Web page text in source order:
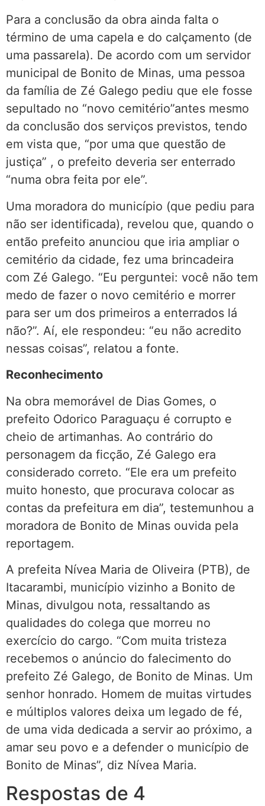
Para a conclusão da obra ainda falta o
término de uma capela e do calçamento (de
uma passarela). De acordo com um servidor
municipal de Bonito de Minas, uma pessoa
da família de Zé Galego pediu que ele fosse
sepultado no “novo cemitério”antes mesmo
da conclusão dos serviços previstos, tendo
em vista que, “por uma que questão de
justiça” , o prefeito deveria ser enterrado
“numa obra feita por ele”.
Uma moradora do município (que pediu para
não ser identificada), revelou que, quando o
então prefeito anunciou que iria ampliar o
cemitério da cidade, fez uma brincadeira
com Zé Galego. “Eu perguntei: você não tem
medo de fazer o novo cemitério e morrer
para ser um dos primeiros a enterrados lá
não?”. Aí, ele respondeu: “eu não acredito
nessas coisas”, relatou a fonte.
Reconhecimento
Na obra memorável de Dias Gomes, o
prefeito Odorico Paraguaçu é corrupto e
cheio de artimanhas. Ao contrário do
personagem da ficção, Zé Galego era
considerado correto. “Ele era um prefeito
muito honesto, que procurava colocar as
contas da prefeitura em dia”, testemunhou a
moradora de Bonito de Minas ouvida pela
reportagem.
A prefeita Nívea Maria de Oliveira (PTB), de
Itacarambi, município vizinho a Bonito de
Minas, divulgou nota, ressaltando as
qualidades do colega que morreu no
exercício do cargo. “Com muita tristeza
recebemos o anúncio do falecimento do
prefeito Zé Galego, de Bonito de Minas. Um
senhor honrado. Homem de muitas virtudes
e múltiplos valores deixa um legado de fé,
de uma vida dedicada a servir ao próximo, a
amar seu povo e a defender o município de
Bonito de Minas”, diz Nívea Maria.
Respostas de 4